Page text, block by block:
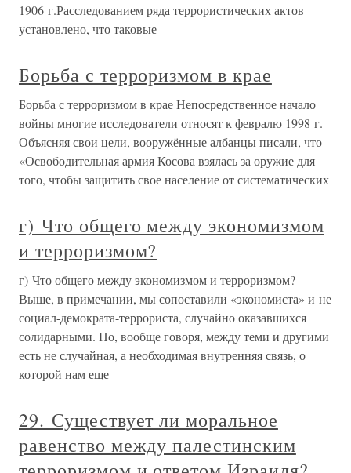
1906 г.Расследованием ряда террористических актов
установлено, что таковые
Борьба с терроризмом в крае
Борьба с терроризмом в крае Непосредственное начало
войны многие исследователи относят к февралю 1998 г.
Объясняя свои цели, вооружённые албанцы писали, что
«Освободительная армия Косова взялась за оружие для
того, чтобы защитить свое население от систематических
г) Что общего между экономизмом
и терроризмом?
г) Что общего между экономизмом и терроризмом?
Выше, в примечании, мы сопоставили «экономиста» и не
социал-демократа-террориста, случайно оказавшихся
солидарными. Но, вообще говоря, между теми и другими
есть не случайная, а необходимая внутренняя связь, о
которой нам еще
29. Существует ли моральное
равенство между палестинским